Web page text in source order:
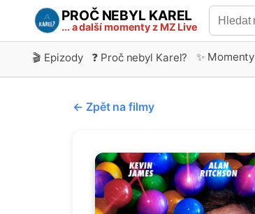
PROČ NEBYL KAREL
... a další momenty z MZ Live
🎬 Epizody ❓ Proč nebyl Karel? ✨ Momenty
← Zpět na filmy